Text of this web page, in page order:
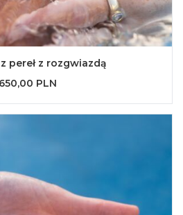
pereł z rozgwiazdą
650,00 PLN